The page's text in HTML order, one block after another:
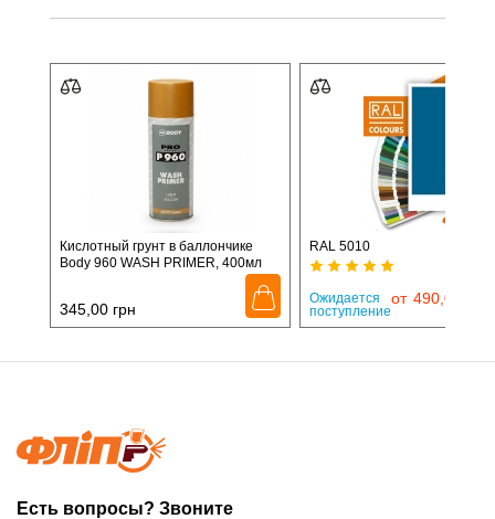
Кислотный грунт в баллончике
Body 960 WASH PRIMER, 400мл
345,00 грн
RAL 5010
Ожидается
поступление
от 490,00
Есть вопросы? Звоните